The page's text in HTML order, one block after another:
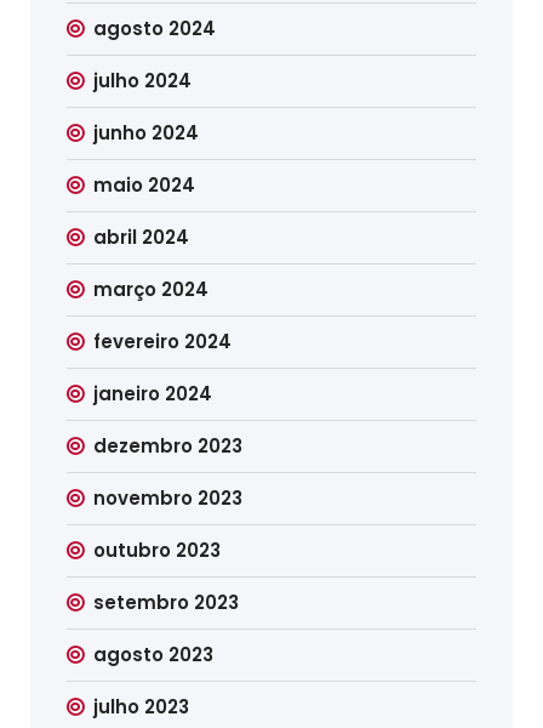
agosto 2024
julho 2024
junho 2024
maio 2024
abril 2024
março 2024
fevereiro 2024
janeiro 2024
dezembro 2023
novembro 2023
outubro 2023
setembro 2023
agosto 2023
julho 2023